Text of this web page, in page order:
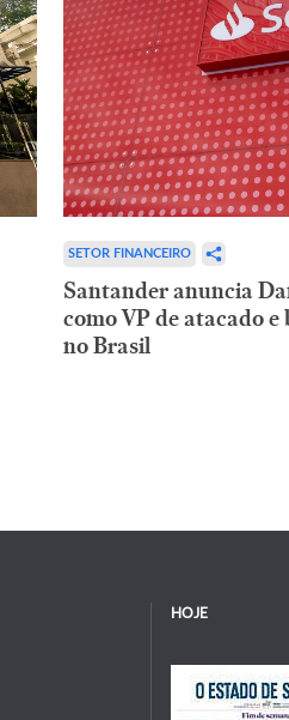
SETOR FINANCEIRO
Santander anuncia
como VP de atacado
no Brasil
HOJE